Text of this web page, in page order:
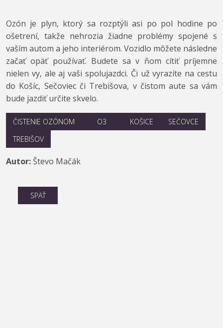
Ozón je plyn, ktorý sa rozptýli asi po pol hodine po
ošetrení, takže nehrozia žiadne problémy spojené s
vaším autom a jeho interiérom. Vozidlo môžete následne
začať opäť používať. Budete sa v ňom cítiť príjemne
nielen vy, ale aj vaši spolujazdci. Či už vyrazíte na cestu
do Košíc, Sečoviec či Trebišova, v čistom aute sa vám
bude jazdiť určite skvelo.
ČISTENIE OZÓNOM O3 KOŠICE
SEČOVCE
TREBIŠOV
Autor: Števo Mačák
SPÄŤ